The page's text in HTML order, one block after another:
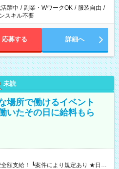
躍中 / 副業・WワークOK / 服装自由 /
スキル不要
応募する 詳細へ
未読
場所で働けるイベント
いたその日に給料もら